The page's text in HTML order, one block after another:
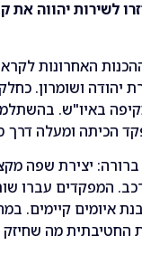
לשירות יהווה את
האחרונות
יהודה ושומרון.
הכיתה ומעלה דרך
יצירת שפה
המפקדים עברו
איומים קיימים.
החטיבתית מה